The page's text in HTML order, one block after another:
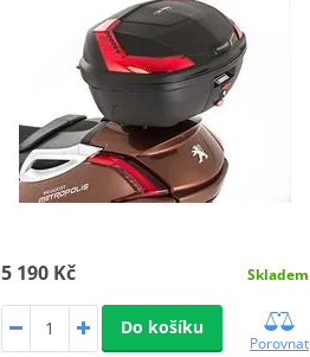
5 190 Kč Skladem
Do košíku
Porovnat